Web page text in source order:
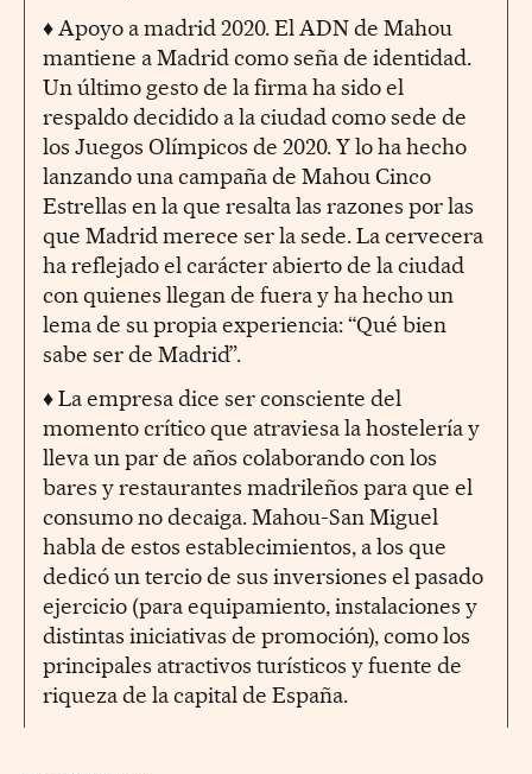
♦ Apoyo a madrid 2020. El ADN de Mahou
mantiene a Madrid como seña de identidad.
Un último gesto de la firma ha sido el
respaldo decidido a la ciudad como sede de
los Juegos Olímpicos de 2020. Y lo ha hecho
lanzando una campaña de Mahou Cinco
Estrellas en la que resalta las razones por las
que Madrid merece ser la sede. La cervecera
ha reflejado el carácter abierto de la ciudad
con quienes llegan de fuera y ha hecho un
lema de su propia experiencia: “Qué bien
sabe ser de Madrid”.
♦ La empresa dice ser consciente del
momento crítico que atraviesa la hostelería y
lleva un par de años colaborando con los
bares y restaurantes madrileños para que el
consumo no decaiga. Mahou-San Miguel
habla de estos establecimientos, a los que
dedicó un tercio de sus inversiones el pasado
ejercicio (para equipamiento, instalaciones y
distintas iniciativas de promoción), como los
principales atractivos turísticos y fuente de
riqueza de la capital de España.